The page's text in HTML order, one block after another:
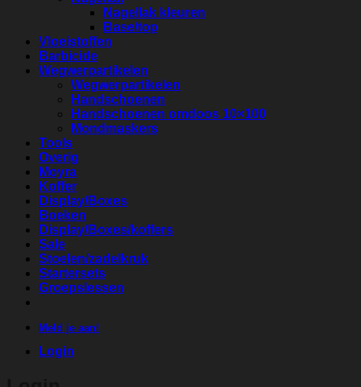
Nagellak kleuren
Base/top
Vloeistoffen
Barbicide
Wegwerpartikelen
Wegwerpartikelen
Handschoenen
Handschoenen omdoos 10×100
Mondmaskers
Tools
Overig
Moyra
Koffer
Display/Boxes
Boeken
Display/Boxes/koffers
Sale
Stoelen/zadelkruk
Startersets
Groepslessen
Meld je aan!
Login